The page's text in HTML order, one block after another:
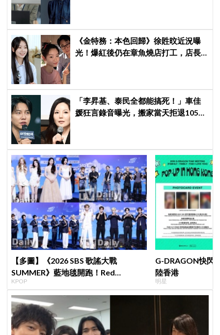
《金特務：本色回歸》徐貹旼近況曝
光！爆紅後仍在章魚燒店打工，店長
「李昇基、泰民全都能搞死！」車佳
媛狂言錄音曝光，搬家當天拒退105億
【多圖】《2026 SBS 歌謠大戰
SUMMER》藍地毯開跑！Red
Velvet、Stray Kids、ATEEZ、RIIZE
等愛豆登場
KPOP
G-DRAGON快閃
陸香港
明星